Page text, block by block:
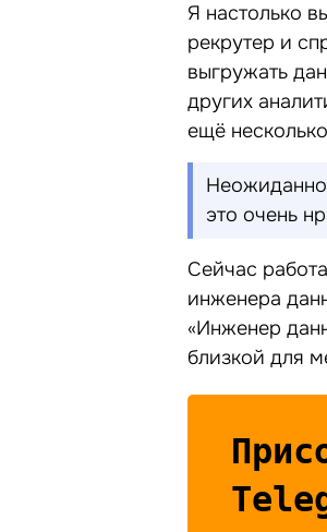
Я настолько
рекрутер и
выгружать
других
ещё
это очень
Сейчас
инженера
«Инженер
близкой для